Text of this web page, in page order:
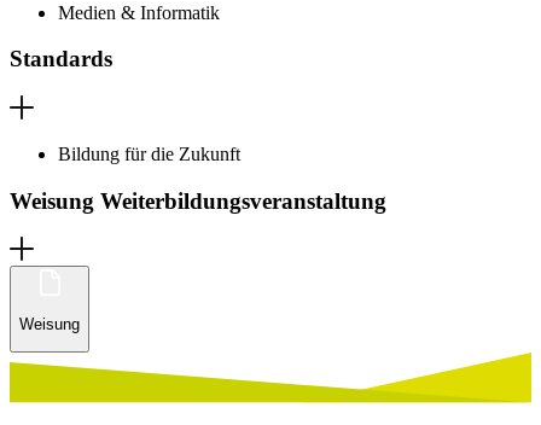
Medien & Informatik
Standards
Bildung für die Zukunft
Weisung Weiterbildungsveranstaltung
Weisung